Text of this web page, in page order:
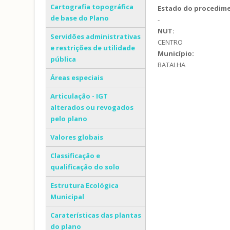
Cartografia topográfica
de base do Plano
Servidões administrativas
e restrições de utilidade
pública
Áreas especiais
Articulação - IGT
alterados ou revogados
pelo plano
Valores globais
Classificação e
qualificação do solo
Estrutura Ecológica
Municipal
Caraterísticas das plantas
do plano
Estado do
-
NUT:
CENTRO
Município:
BATALHA